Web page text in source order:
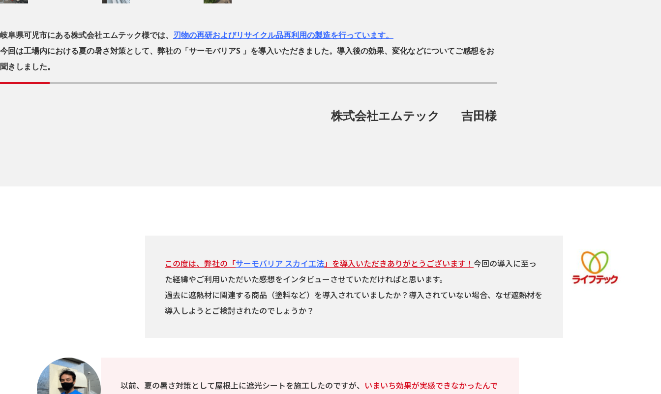
岐阜県可児市にある株式会社エムテック様では、 刃物の再研およびリサイクル品再利用の製造を行っています。
今回は工場内における夏の暑さ対策として、弊社の「サーモバリアS 」を導入いただきました。導入後の効果、変化などについてご感想をお
聞きしました。
株式会社エムテック 吉田様
この度は、弊社の「サーモバリア スカイ工法」を導入いただきありがとうございます！ 今回の導入に至っ
た経緯やご利用いただいた感想をインタビューさせていただければと思います。
過去に遮熱材に関連する商品（塗料など）を導入されていましたか？導入されていない場合、なぜ遮熱材を
導入しようとご検討されたのでしょうか？
以前、夏の暑さ対策として屋根上に遮光シートを施工したのですが、 いまいち効果が実感できなかったんで